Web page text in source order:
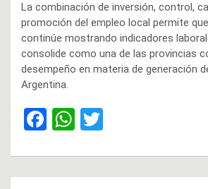
La combinación de inversión, control,
promoción del empleo local permite
continúe mostrando indicadores
consolide como una de las provincias
desempeño en materia de generación
Argentina.
F
ce
W
at tt